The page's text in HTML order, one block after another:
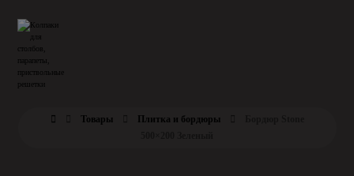
Товары Плитка и бордюры